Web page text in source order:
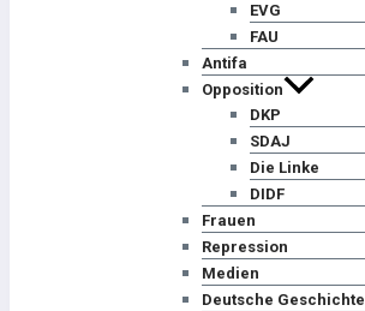
EVG
FAU
Antifa
Opposition
DKP
SDAJ
Die Linke
DIDF
Frauen
Repression
Medien
Deutsche Geschichte